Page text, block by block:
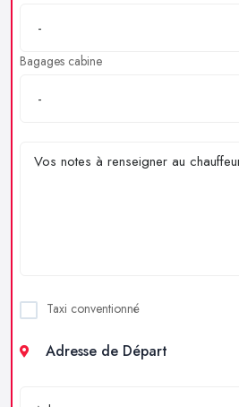
Bagages cabine
Taxi conventionné
Adresse de Départ